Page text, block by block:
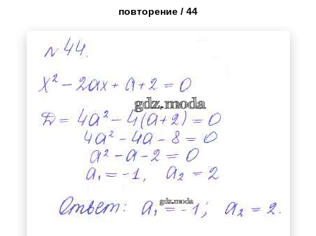
повторение / 44